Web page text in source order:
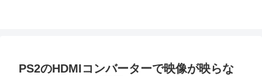
PS2のHDMIコンバーターで映像が映らな